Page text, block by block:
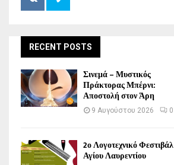
RECENT POSTS
Σινεμά – Μυστικός
Πράκτορας Μπέρνι:
Αποστολή στον Άρη
9 Αυγούστου 2026 0
2ο Λογοτεχνικό Φεστιβάλ
Αγίου Λαυρεντίου